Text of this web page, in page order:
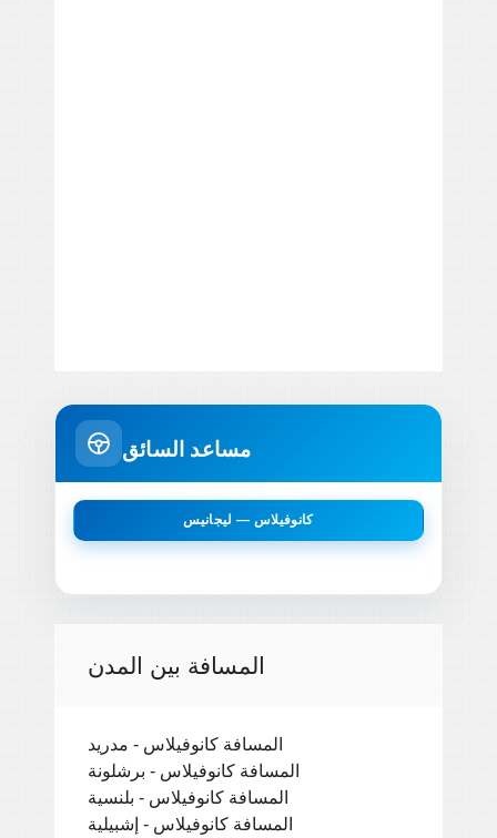
مساعد السائق
كانوفيلاس — ليجانيس
المسافة بين المدن
المسافة كانوفيلاس - مدريد
المسافة كانوفيلاس - برشلونة
المسافة كانوفيلاس - بلنسية
المسافة كانوفيلاس - إشبيلية